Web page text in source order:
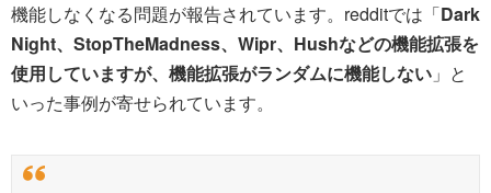
機能しなくなる問題が報告されています。redditでは「Dark
Night、StopTheMadness、Wipr、Hushなどの機能拡張を
使用していますが、機能拡張がランダムに機能しない 」と
いった事例が寄せられています。